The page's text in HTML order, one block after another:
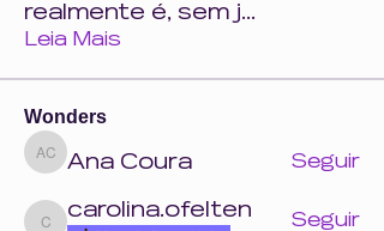
realmente é, sem j...
Leia Mais
Wonders
Ana Coura
Ana Coura Seguir
carolina.ofelten Seguir